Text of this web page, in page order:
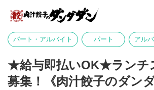
パート・アルバイト パート アル
★給与即払いOK★ランチ
募集！《肉汁餃子のダン